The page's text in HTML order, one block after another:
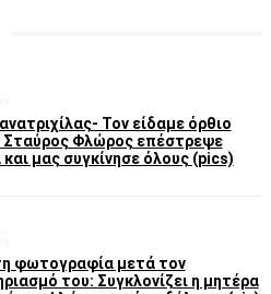
Τον είδαμε όρθιο
Σταύρος Φλώρος επέστρεψε
και μας συγκίνησε όλους (pics)
φωτογραφία μετά τον
του: Συγκλονίζει η μητέρα